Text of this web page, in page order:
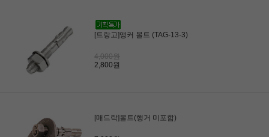
[트랑고]앵커 볼트 (TAG-13-3)
4,000원
2,800원
[매드락]볼트(행거 미포함)